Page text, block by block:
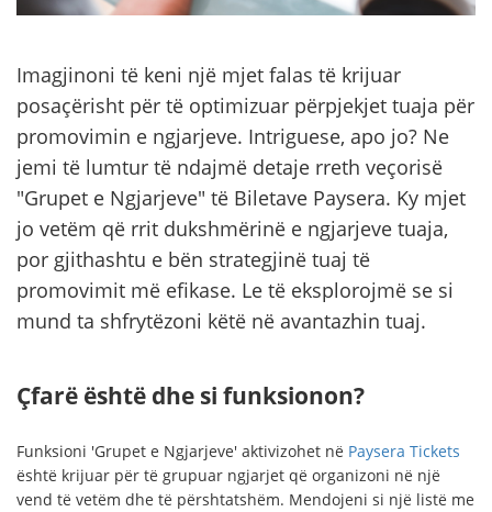
Imagjinoni të keni një mjet falas të krijuar
posaçërisht për të optimizuar përpjekjet tuaja për
promovimin e ngjarjeve. Intriguese, apo jo? Ne
jemi të lumtur të ndajmë detaje rreth veçorisë
"Grupet e Ngjarjeve" të Biletave Paysera. Ky mjet
jo vetëm që rrit dukshmërinë e ngjarjeve tuaja,
por gjithashtu e bën strategjinë tuaj të
promovimit më efikase. Le të eksplorojmë se si
mund ta shfrytëzoni këtë në avantazhin tuaj.
Çfarë është dhe si funksionon?
Funksioni 'Grupet e Ngjarjeve' aktivizohet në Paysera Tickets
është krijuar për të grupuar ngjarjet që organizoni në një
vend të vetëm dhe të përshtatshëm. Mendojeni si një listë me